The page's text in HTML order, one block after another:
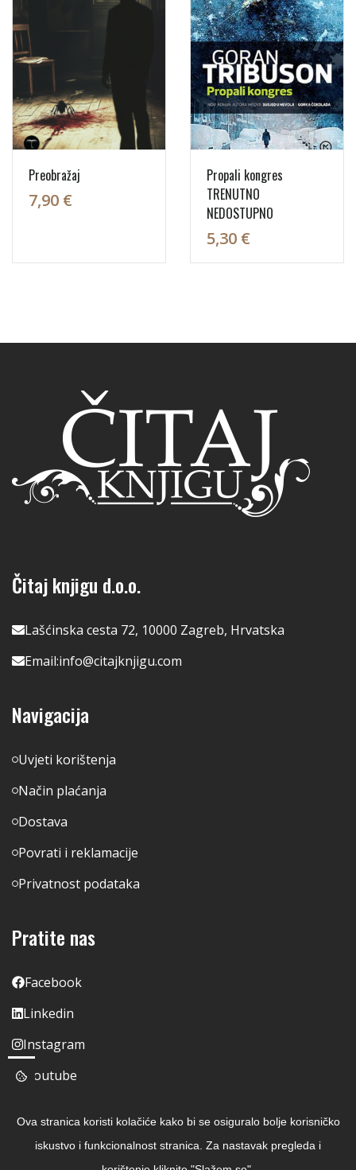
Preobražaj
7,90 €
Propali kongres
TRENUTNO
NEDOSTUPNO
5,30 €
Čitaj knjigu d.o.o.
Lašćinska cesta 72, 10000 Zagreb, Hrvatska
Email:info@citajknjigu.com
Navigacija
Uvjeti korištenja
Način plaćanja
Dostava
Povrati i reklamacije
Privatnost podataka
Pratite nas
Facebook
Linkedin
Instagram
Youtube
Ova stranica koristi kolačiće kako bi se osiguralo bolje korisničko
iskustvo i funkcionalnost stranica. Za nastavak pregleda i